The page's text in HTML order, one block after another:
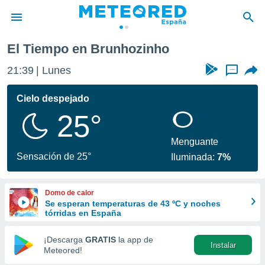
de
por
se
calidad.
a este
las
y
forma
digital
basada
El Tiempo en Brunhozinho
21:39 Lunes ...
Cielo despejado
25°
Sensación de 25°
Menguante
Iluminada:7%
Domo de calor
Se esperan temperaturas de 43 ºC y noches
tórridas en España
¡Descarga GRATIS la app de
Meteored!
Instalar